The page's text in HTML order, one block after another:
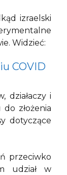
izraelski
Widzieć:
COVID
działaczy i
złożenia
dotyczące
przeciwko
udział w